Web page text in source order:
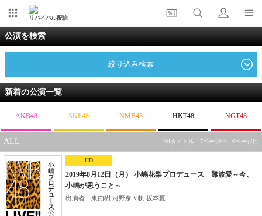
リバイバル配信
公演を検索
絞り込み検索
新着の公演一覧
AKB48 SKE48 NMB48 HKT48 NGT48
ALL 201タイトル 7ページ中 6ページ目
HD
2019年8月12日（月） 小嶋花梨プロデュース 難波愛～今、
小嶋が思うこと～
出演者：東由樹 河野奈々帆 坂本夏...